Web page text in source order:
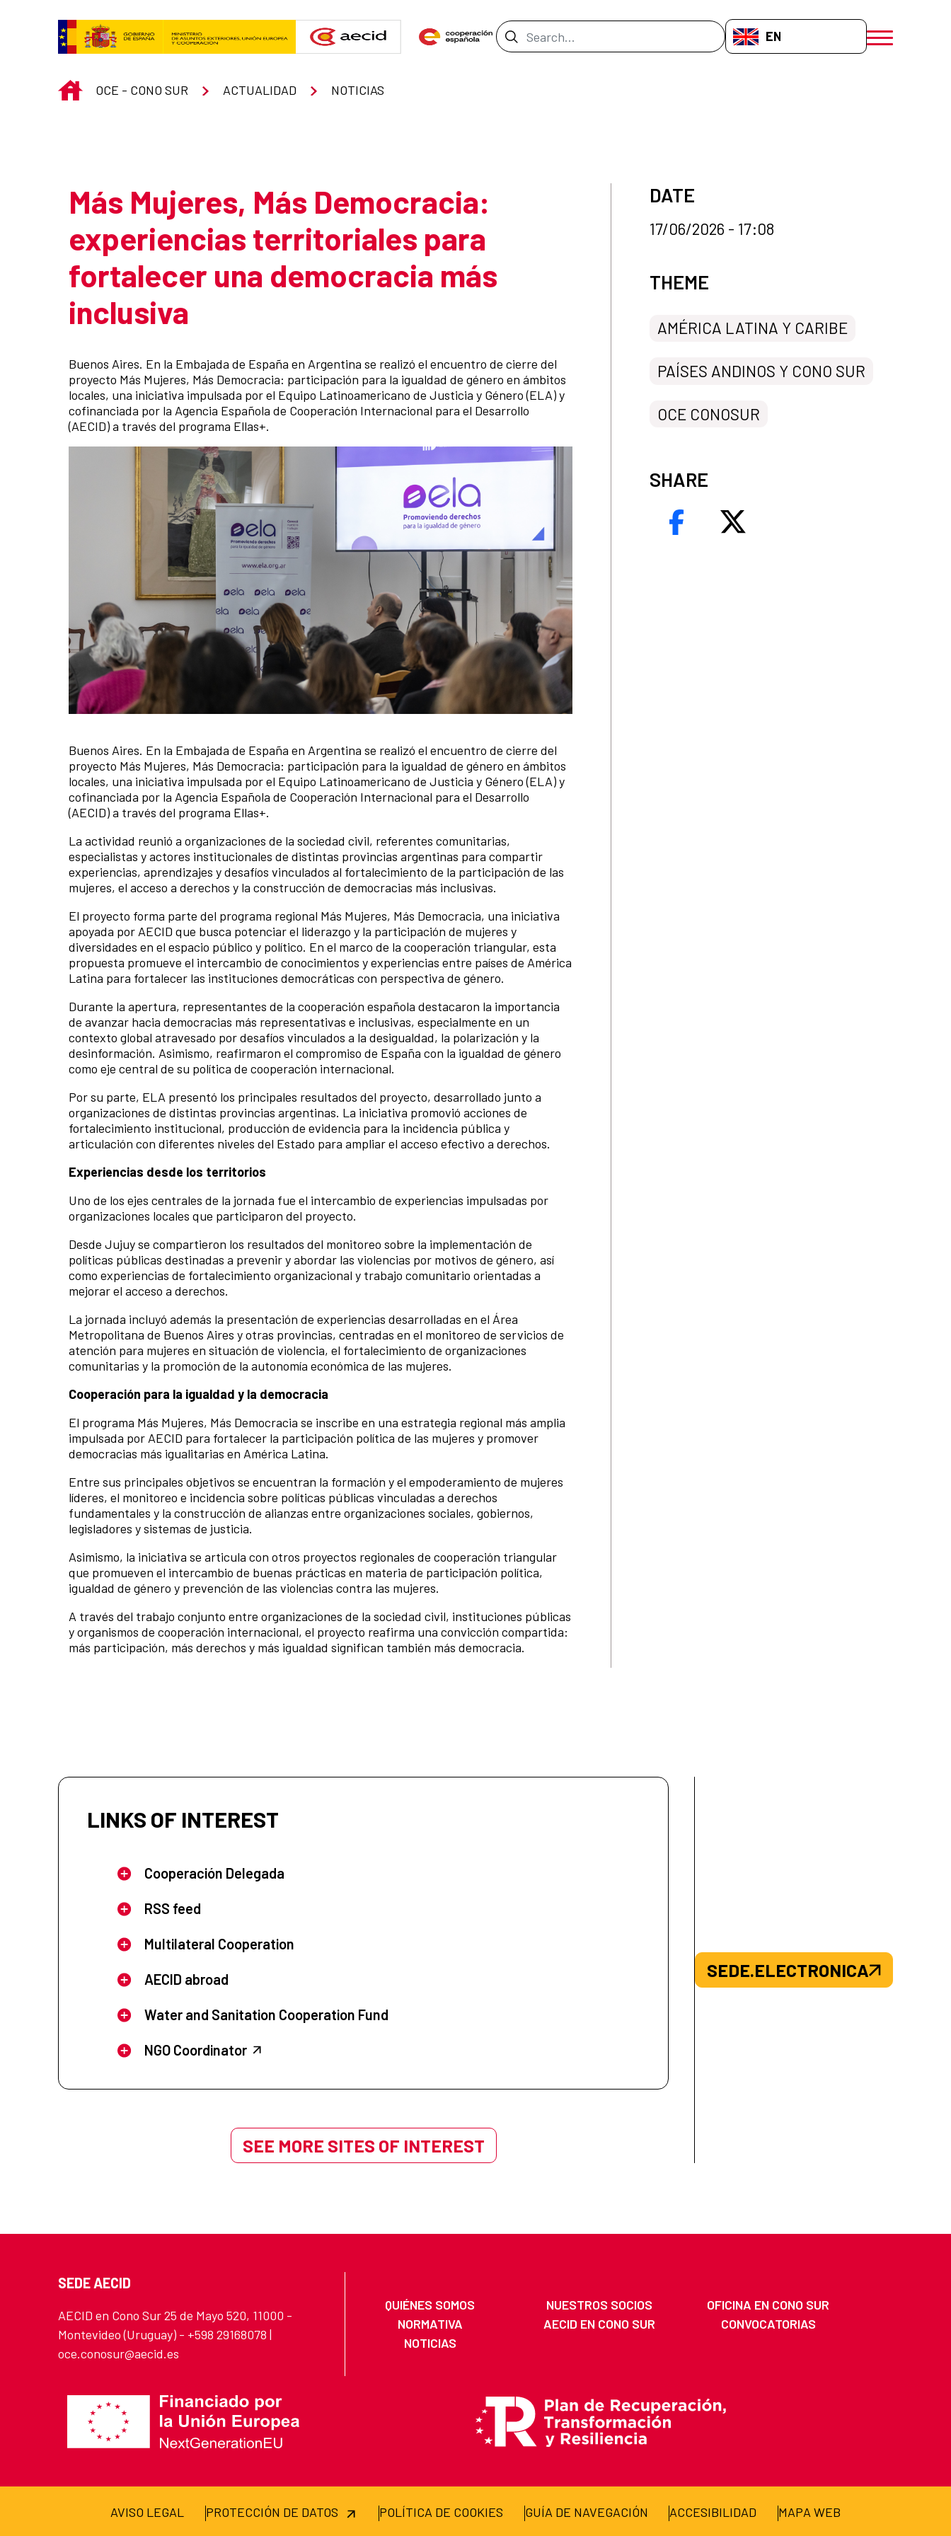
Search Bar EN-GB
menú móvil
INICIO
OCE - CONO SUR ACTUALIDAD NOTICIAS
Más Mujeres, Más Democracia:
experiencias territoriales para
fortalecer una democracia más
inclusiva
Buenos Aires. En la Embajada de España en Argentina se realizó el encuentro de cierre del
proyecto Más Mujeres, Más Democracia: participación para la igualdad de género en ámbitos
locales, una iniciativa impulsada por el Equipo Latinoamericano de Justicia y Género (ELA) y
cofinanciada por la Agencia Española de Cooperación Internacional para el Desarrollo
(AECID) a través del programa Ellas+.
News content
Buenos Aires. En la Embajada de España en Argentina se realizó el encuentro de cierre del
proyecto Más Mujeres, Más Democracia: participación para la igualdad de género en ámbitos
locales, una iniciativa impulsada por el Equipo Latinoamericano de Justicia y Género (ELA) y
cofinanciada por la Agencia Española de Cooperación Internacional para el Desarrollo
(AECID) a través del programa Ellas+.
La actividad reunió a organizaciones de la sociedad civil, referentes comunitarias,
especialistas y actores institucionales de distintas provincias argentinas para compartir
experiencias, aprendizajes y desafíos vinculados al fortalecimiento de la participación de las
mujeres, el acceso a derechos y la construcción de democracias más inclusivas.
El proyecto forma parte del programa regional Más Mujeres, Más Democracia, una iniciativa
apoyada por AECID que busca potenciar el liderazgo y la participación de mujeres y
diversidades en el espacio público y político. En el marco de la cooperación triangular, esta
propuesta promueve el intercambio de conocimientos y experiencias entre países de América
Latina para fortalecer las instituciones democráticas con perspectiva de género.
Durante la apertura, representantes de la cooperación española destacaron la importancia
de avanzar hacia democracias más representativas e inclusivas, especialmente en un
contexto global atravesado por desafíos vinculados a la desigualdad, la polarización y la
desinformación. Asimismo, reafirmaron el compromiso de España con la igualdad de género
como eje central de su política de cooperación internacional.
Por su parte, ELA presentó los principales resultados del proyecto, desarrollado junto a
organizaciones de distintas provincias argentinas. La iniciativa promovió acciones de
fortalecimiento institucional, producción de evidencia para la incidencia pública y
articulación con diferentes niveles del Estado para ampliar el acceso efectivo a derechos.
Experiencias desde los territorios
Uno de los ejes centrales de la jornada fue el intercambio de experiencias impulsadas por
organizaciones locales que participaron del proyecto.
Desde Jujuy se compartieron los resultados del monitoreo sobre la implementación de
políticas públicas destinadas a prevenir y abordar las violencias por motivos de género, así
como experiencias de fortalecimiento organizacional y trabajo comunitario orientadas a
mejorar el acceso a derechos.
La jornada incluyó además la presentación de experiencias desarrolladas en el Área
Metropolitana de Buenos Aires y otras provincias, centradas en el monitoreo de servicios de
atención para mujeres en situación de violencia, el fortalecimiento de organizaciones
comunitarias y la promoción de la autonomía económica de las mujeres.
Cooperación para la igualdad y la democracia
El programa Más Mujeres, Más Democracia se inscribe en una estrategia regional más amplia
impulsada por AECID para fortalecer la participación política de las mujeres y promover
democracias más igualitarias en América Latina.
Entre sus principales objetivos se encuentran la formación y el empoderamiento de mujeres
líderes, el monitoreo e incidencia sobre políticas públicas vinculadas a derechos
fundamentales y la construcción de alianzas entre organizaciones sociales, gobiernos,
legisladores y sistemas de justicia.
Asimismo, la iniciativa se articula con otros proyectos regionales de cooperación triangular
que promueven el intercambio de buenas prácticas en materia de participación política,
igualdad de género y prevención de las violencias contra las mujeres.
A través del trabajo conjunto entre organizaciones de la sociedad civil, instituciones públicas
y organismos de cooperación internacional, el proyecto reafirma una convicción compartida:
más participación, más derechos y más igualdad significan también más democracia.
DATE
17/06/2026 - 17:08
News categories
THEME
AMÉRICA LATINA Y CARIBE
PAÍSES ANDINOS Y CONO SUR
OCE CONOSUR
SHARE
LINKS OF INTEREST
Cooperación Delegada
RSS feed
Multilateral Cooperation
AECID abroad
Water and Sanitation Cooperation Fund
NGO Coordinator
SEE MORE SITES OF INTEREST
SEDE.ELECTRONICA
SEDE AECID
AECID en Cono Sur 25 de Mayo 520, 11000 -
Montevideo (Uruguay) - +598 29168078 |
oce.conosur@aecid.es
QUIÉNES SOMOS NUESTROS SOCIOS
OFICINA EN CONO SUR
NORMATIVA
AECID EN CONO SUR
CONVOCATORIAS
NOTICIAS
AVISO LEGAL PROTECCIÓN DE DATOS POLÍTICA DE COOKIES GUÍA DE NAVEGACIÓN ACCESIBILIDAD MAPA WEB